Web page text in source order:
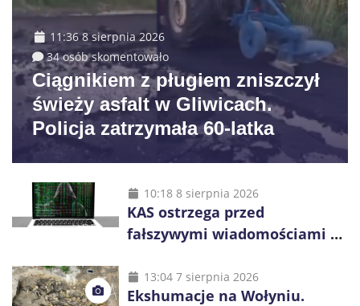
11:36 8 sierpnia 2026
34 osób skomentowało
Ciągnikiem z pługiem zniszczył
świeży asfalt w Gliwicach.
Policja zatrzymała 60-latka
10:18 8 sierpnia 2026
KAS ostrzega przed
fałszywymi wiadomościami o
48 godzin
13:04 7 sierpnia 2026
Ekshumacje na Wołyniu.